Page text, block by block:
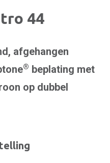
44
afgehangen
® beplating met
op dubbel